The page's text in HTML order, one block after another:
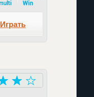
Играть